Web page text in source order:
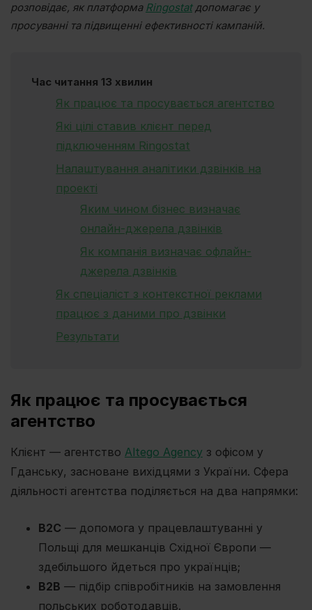
розповідає, як платформа Ringostatдопомагає у
просуванні та підвищенні ефективності кампаній.
Час читання 13 хвилин
Як працює та просувається агентство
Які цілі ставив клієнт перед
підключенням Ringostat
Налаштування аналітики дзвінків на
проекті
Яким чином бізнес визначає
онлайн-джерела дзвінків
Як компанія визначає офлайн-
джерела дзвінків
Як спеціаліст з контекстної реклами
працює з даними про дзвінки
Результати
Як працює та просувається
агентство
Клієнт — агентство Altego Agency з офісом у
Гданську, засноване вихідцями з України. Сфера
діяльності агентства поділяється на два напрямки:
B2C — допомога у працевлаштуванні у
Польщі для мешканців Східної Європи —
здебільшого йдеться про українців;
B2B — підбір співробітників на замовлення
польських роботодавців.